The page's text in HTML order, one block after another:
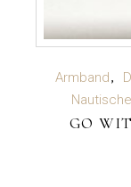
Armband
GO